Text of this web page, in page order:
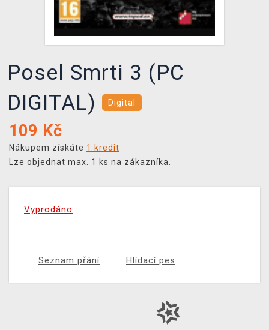
Posel Smrti 3 (PC
DIGITAL)
Digital
109 Kč
Nákupem získáte 1 kredit
Lze objednat max. 1 ks na zákazníka.
Vyprodáno
Seznam přání Hlídací pes